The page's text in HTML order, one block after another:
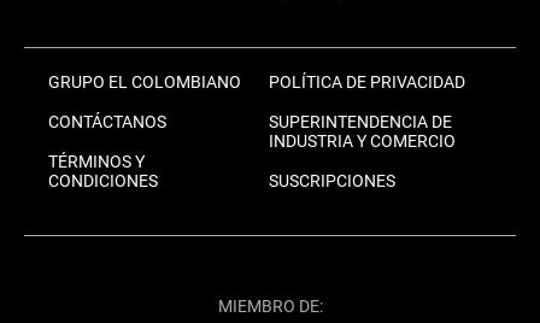
GRUPO EL COLOMBIANO
CONTÁCTANOS
TÉRMINOS Y
CONDICIONES
POLÍTICA DE PRIVACIDAD
SUPERINTENDENCIA DE
INDUSTRIA Y COMERCIO
SUSCRIPCIONES
MIEMBRO DE: